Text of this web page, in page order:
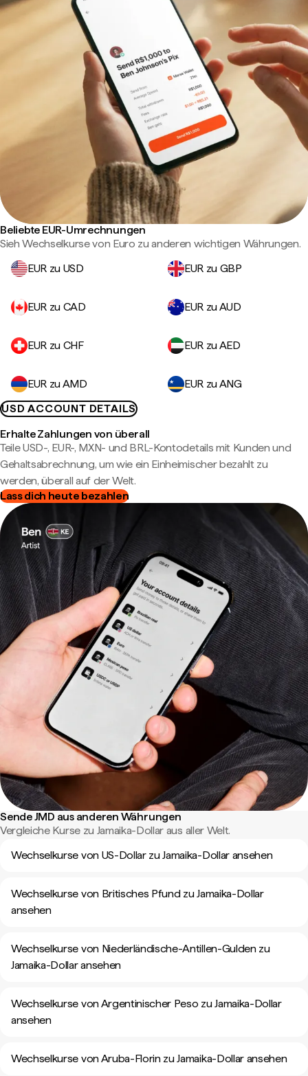
Beliebte EUR-Umrechnungen
Sieh Wechselkurse von Euro zu anderen wichtigen Währungen.
EUR zu USD
EUR zu GBP
EUR zu CAD EUR zu AUD
EUR zu CHF EUR zu AED
EUR zu AMD
EUR zu ANG
USD ACCOUNT DETAILS
Erhalte Zahlungen von überall
Teile USD-, EUR-, MXN- und BRL-Kontodetails mit Kunden und
Gehaltsabrechnung, um wie ein Einheimischer bezahlt zu
werden, überall auf der Welt.
Lass dich heute bezahlen
Sende JMD aus anderen Währungen
Vergleiche Kurse zu Jamaika-Dollar aus aller Welt.
Wechselkurse von US-Dollar zu Jamaika-Dollar ansehen
Wechselkurse von Britisches Pfund zu Jamaika-Dollar
ansehen
Wechselkurse von Niederländische-Antillen-Gulden zu
Jamaika-Dollar ansehen
Wechselkurse von Argentinischer Peso zu Jamaika-Dollar
ansehen
Wechselkurse von Aruba-Florin zu Jamaika-Dollar ansehen